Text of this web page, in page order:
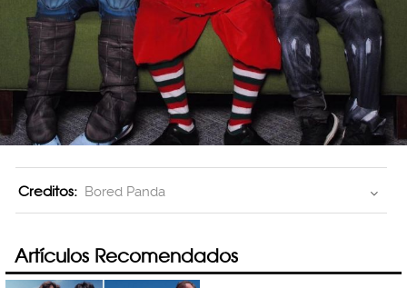
Creditos: Bored Panda
Artículos Recomendados